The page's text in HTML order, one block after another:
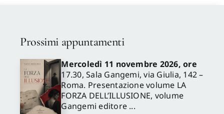
Newsletter
Prossimi appuntamenti
Mercoledì 11 novembre 2026, ore
17.30, Sala Gangemi, via Giulia, 142 –
Roma. Presentazione volume LA
FORZA DELL’ILLUSIONE, volume
Gangemi editore ...